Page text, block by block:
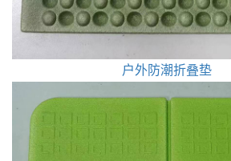
户外防潮折叠垫